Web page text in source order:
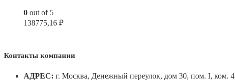
0 out of 5
138775,16 ₽
Контакты компании
АДРЕС: г. Москва, Денежный переулок, дом 30, пом. I, ком. 4